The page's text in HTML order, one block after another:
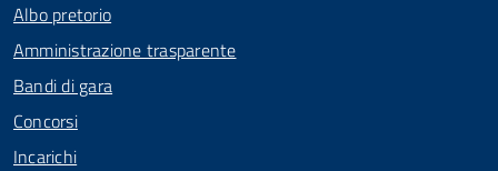
Albo pretorio
Amministrazione trasparente
Bandi di gara
Concorsi
Incarichi